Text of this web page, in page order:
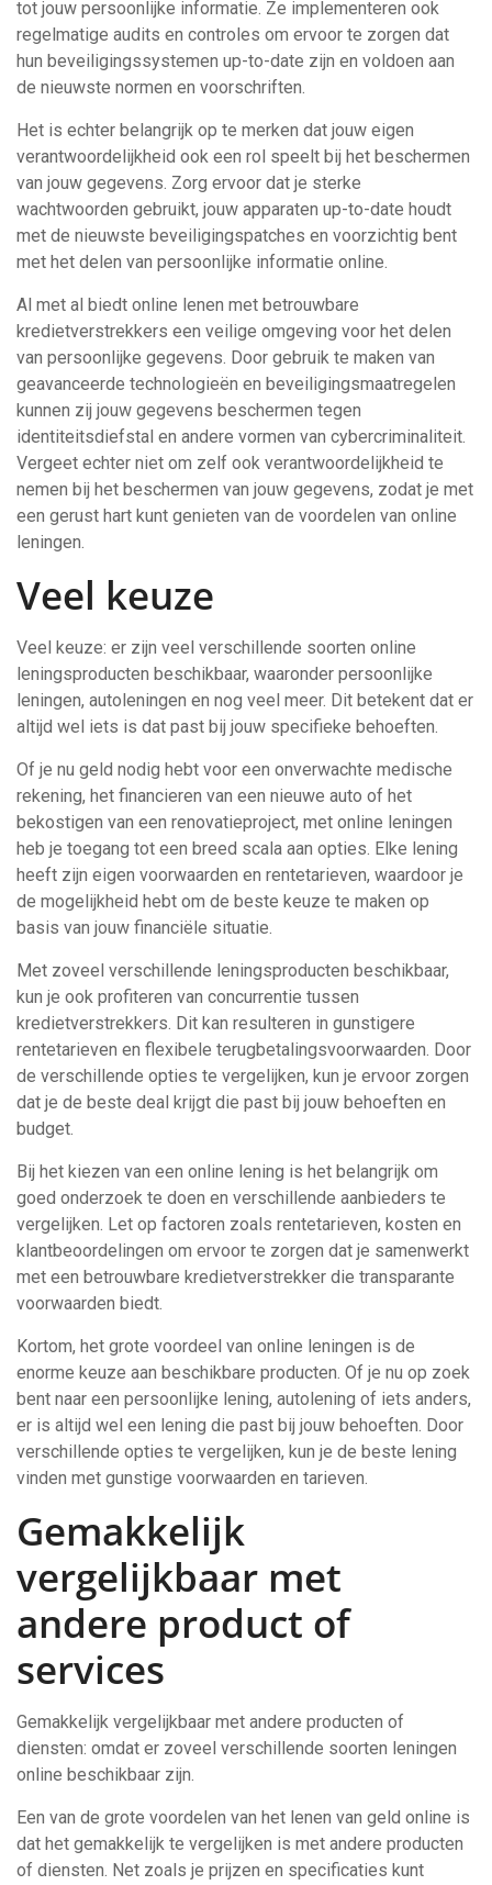
tot jouw persoonlijke informatie. Ze implementeren ook
regelmatige audits en controles om ervoor te zorgen dat
hun beveiligingssystemen up-to-date zijn en voldoen aan
de nieuwste normen en voorschriften.
Het is echter belangrijk op te merken dat jouw eigen
verantwoordelijkheid ook een rol speelt bij het beschermen
van jouw gegevens. Zorg ervoor dat je sterke
wachtwoorden gebruikt, jouw apparaten up-to-date houdt
met de nieuwste beveiligingspatches en voorzichtig bent
met het delen van persoonlijke informatie online.
Al met al biedt online lenen met betrouwbare
kredietverstrekkers een veilige omgeving voor het delen
van persoonlijke gegevens. Door gebruik te maken van
geavanceerde technologieën en beveiligingsmaatregelen
kunnen zij jouw gegevens beschermen tegen
identiteitsdiefstal en andere vormen van cybercriminaliteit.
Vergeet echter niet om zelf ook verantwoordelijkheid te
nemen bij het beschermen van jouw gegevens, zodat je met
een gerust hart kunt genieten van de voordelen van online
leningen.
Veel keuze
Veel keuze: er zijn veel verschillende soorten online
leningsproducten beschikbaar, waaronder persoonlijke
leningen, autoleningen en nog veel meer. Dit betekent dat er
altijd wel iets is dat past bij jouw specifieke behoeften.
Of je nu geld nodig hebt voor een onverwachte medische
rekening, het financieren van een nieuwe auto of het
bekostigen van een renovatieproject, met online leningen
heb je toegang tot een breed scala aan opties. Elke lening
heeft zijn eigen voorwaarden en rentetarieven, waardoor je
de mogelijkheid hebt om de beste keuze te maken op
basis van jouw financiële situatie.
Met zoveel verschillende leningsproducten beschikbaar,
kun je ook profiteren van concurrentie tussen
kredietverstrekkers. Dit kan resulteren in gunstigere
rentetarieven en flexibele terugbetalingsvoorwaarden. Door
de verschillende opties te vergelijken, kun je ervoor zorgen
dat je de beste deal krijgt die past bij jouw behoeften en
budget.
Bij het kiezen van een online lening is het belangrijk om
goed onderzoek te doen en verschillende aanbieders te
vergelijken. Let op factoren zoals rentetarieven, kosten en
klantbeoordelingen om ervoor te zorgen dat je samenwerkt
met een betrouwbare kredietverstrekker die transparante
voorwaarden biedt.
Kortom, het grote voordeel van online leningen is de
enorme keuze aan beschikbare producten. Of je nu op zoek
bent naar een persoonlijke lening, autolening of iets anders,
er is altijd wel een lening die past bij jouw behoeften. Door
verschillende opties te vergelijken, kun je de beste lening
vinden met gunstige voorwaarden en tarieven.
Gemakkelijk
vergelijkbaar met
andere product of
services
Gemakkelijk vergelijkbaar met andere producten of
diensten: omdat er zoveel verschillende soorten leningen
online beschikbaar zijn.
Een van de grote voordelen van het lenen van geld online is
dat het gemakkelijk te vergelijken is met andere producten
of diensten. Net zoals je prijzen en specificaties kunt